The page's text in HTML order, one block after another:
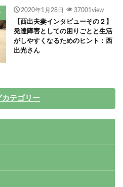
2020年1月28日 37001view
【西出夫妻インタビューその２】
発達障害としての困りごとと生活
がしやすくなるためのヒント：西
出光さん
カテゴリー